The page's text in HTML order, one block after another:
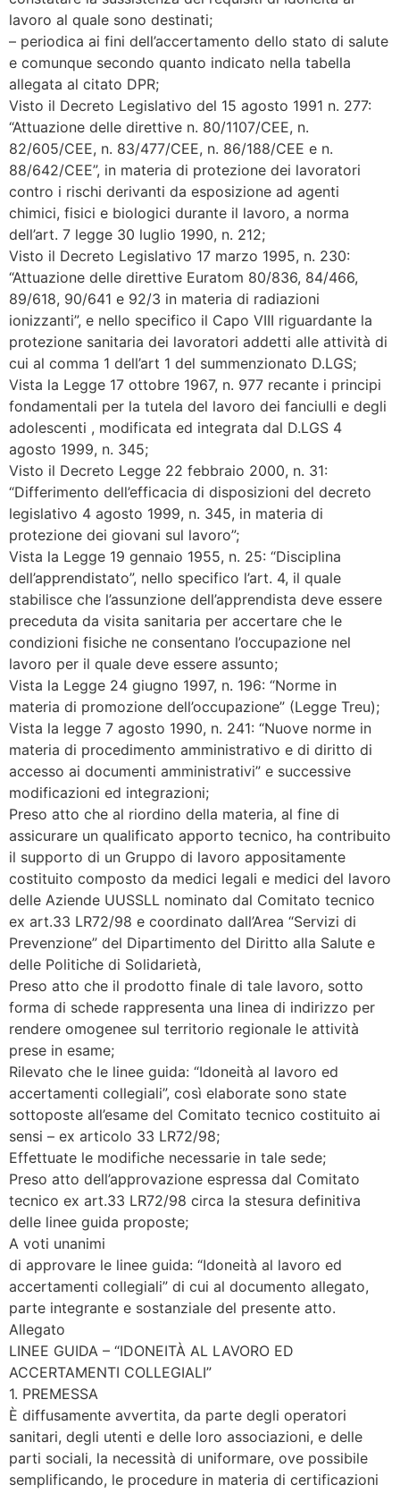
lavoro al quale sono destinati;
– periodica ai fini dell’accertamento dello stato di salute
e comunque secondo quanto indicato nella tabella
allegata al citato DPR;
Visto il Decreto Legislativo del 15 agosto 1991 n. 277:
“Attuazione delle direttive n. 80/1107/CEE, n.
82/605/CEE, n. 83/477/CEE, n. 86/188/CEE e n.
88/642/CEE”, in materia di protezione dei lavoratori
contro i rischi derivanti da esposizione ad agenti
chimici, fisici e biologici durante il lavoro, a norma
dell’art. 7 legge 30 luglio 1990, n. 212;
Visto il Decreto Legislativo 17 marzo 1995, n. 230:
“Attuazione delle direttive Euratom 80/836, 84/466,
89/618, 90/641 e 92/3 in materia di radiazioni
ionizzanti”, e nello specifico il Capo VIII riguardante la
protezione sanitaria dei lavoratori addetti alle attività di
cui al comma 1 dell’art 1 del summenzionato D.LGS;
Vista la Legge 17 ottobre 1967, n. 977 recante i principi
fondamentali per la tutela del lavoro dei fanciulli e degli
adolescenti , modificata ed integrata dal D.LGS 4
agosto 1999, n. 345;
Visto il Decreto Legge 22 febbraio 2000, n. 31:
“Differimento dell’efficacia di disposizioni del decreto
legislativo 4 agosto 1999, n. 345, in materia di
protezione dei giovani sul lavoro”;
Vista la Legge 19 gennaio 1955, n. 25: “Disciplina
dell’apprendistato”, nello specifico l’art. 4, il quale
stabilisce che l’assunzione dell’apprendista deve essere
preceduta da visita sanitaria per accertare che le
condizioni fisiche ne consentano l’occupazione nel
lavoro per il quale deve essere assunto;
Vista la Legge 24 giugno 1997, n. 196: “Norme in
materia di promozione dell’occupazione” (Legge Treu);
Vista la legge 7 agosto 1990, n. 241: “Nuove norme in
materia di procedimento amministrativo e di diritto di
accesso ai documenti amministrativi” e successive
modificazioni ed integrazioni;
Preso atto che al riordino della materia, al fine di
assicurare un qualificato apporto tecnico, ha contribuito
il supporto di un Gruppo di lavoro appositamente
costituito composto da medici legali e medici del lavoro
delle Aziende UUSSLL nominato dal Comitato tecnico
ex art.33 LR72/98 e coordinato dall’Area “Servizi di
Prevenzione” del Dipartimento del Diritto alla Salute e
delle Politiche di Solidarietà,
Preso atto che il prodotto finale di tale lavoro, sotto
forma di schede rappresenta una linea di indirizzo per
rendere omogenee sul territorio regionale le attività
prese in esame;
Rilevato che le linee guida: “Idoneità al lavoro ed
accertamenti collegiali”, così elaborate sono state
sottoposte all’esame del Comitato tecnico costituito ai
sensi – ex articolo 33 LR72/98;
Effettuate le modifiche necessarie in tale sede;
Preso atto dell’approvazione espressa dal Comitato
tecnico ex art.33 LR72/98 circa la stesura definitiva
delle linee guida proposte;
A voti unanimi
di approvare le linee guida: “Idoneità al lavoro ed
accertamenti collegiali” di cui al documento allegato,
parte integrante e sostanziale del presente atto.
Allegato
LINEE GUIDA – “IDONEITÀ AL LAVORO ED
ACCERTAMENTI COLLEGIALI”
1. PREMESSA
È diffusamente avvertita, da parte degli operatori
sanitari, degli utenti e delle loro associazioni, e delle
parti sociali, la necessità di uniformare, ove possibile
semplificando, le procedure in materia di certificazioni